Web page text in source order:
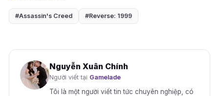
#Assassin's Creed #Reverse: 1999
Nguyễn Xuân Chính
Người viết tại Gamelade
Tôi là một người viết tin tức chuyên nghiệp, có